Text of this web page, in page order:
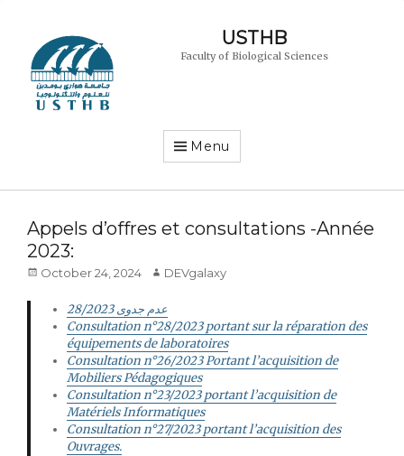
USTHB
Faculty of Biological Sciences
Menu
Appels d’offres et consultations -Année
2023:
Posted
October 24, 2024 Author
DEVgalaxy
28/2023عدم جدوى
Consultation n°28/2023 portant sur la réparation des
équipements de laboratoires
Consultation n°26/2023 Portant l’acquisition de
Mobiliers Pédagogiques
Consultation n°23/2023 portant l’acquisition de
Matériels Informatiques
Consultation n°27/2023 portant l’acquisition des
Ouvrages.